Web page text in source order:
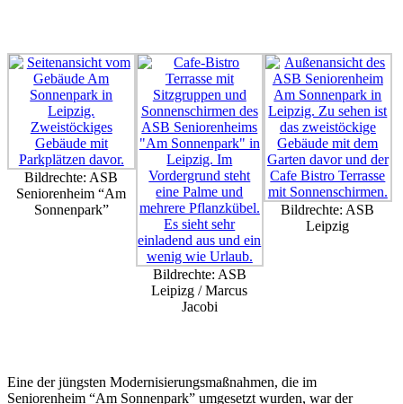
Bildrechte: ASB
Seniorenheim “Am
Sonnenpark”
Bildrechte: ASB
Leipizg / Marcus
Jacobi
Bildrechte: ASB
Leipzig
Eine der jüngsten Modernisierungsmaßnahmen, die im
Seniorenheim “Am Sonnenpark” umgesetzt wurden, war der